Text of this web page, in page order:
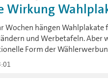
Wirkung
Wochen hängen
und Werbetafeln. Aber
Form der